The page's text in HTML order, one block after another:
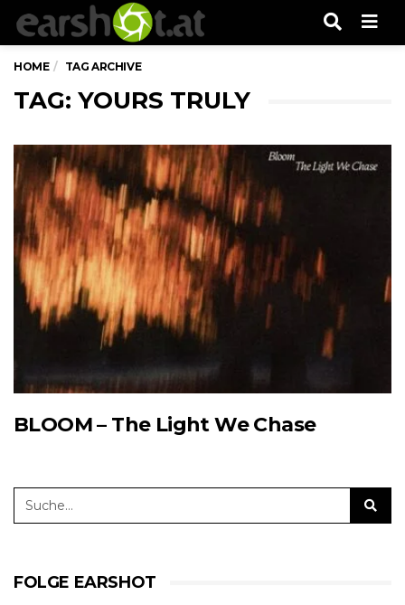
HOME TAG ARCHIVE
TAG: YOURS TRULY
BLOOM – The Light We Chase
FOLGE EARSHOT